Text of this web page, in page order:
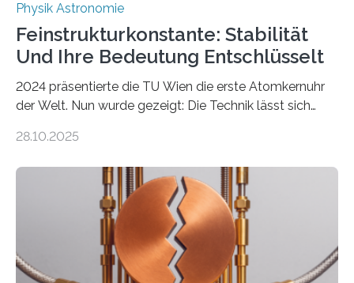
Physik Astronomie
Feinstrukturkonstante: Stabilität
Und Ihre Bedeutung Entschlüsselt
2024 präsentierte die TU Wien die erste Atomkernuhr
der Welt. Nun wurde gezeigt: Die Technik lässt sich
fundamentalen Physik nachzugehen. Thorium-
Messungen verwenden. Das hatte man jahrzehntelang
vermutet, weltweit war nach den passenden
Atomkern-Zuständen gesucht worden, 2024 gelang
einem Team der TU Wien mit Unterstützung
internationaler Partner der entscheidende Durchbruch:
Der lange diskutierte Thorium-Kernübergang wurde
28.10.2025